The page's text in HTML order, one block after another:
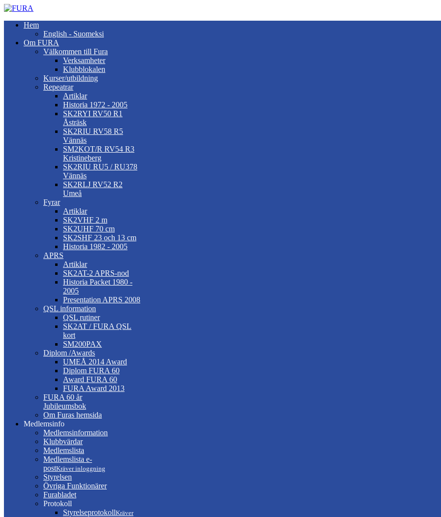
Hem
English - Suomeksi
Om FURA
Välkommen till Fura
Verksamheter
Klubblokalen
Kurser/utbildning
Repeatrar
Artiklar
Historia 1972 - 2005
SK2RYI RV50 R1
Åsträsk
SK2RIU RV58 R5
Vännäs
SM2KOT/R RV54 R3
Kristineberg
SK2RIU RU5 / RU378
Vännäs
SK2RLJ RV52 R2
Umeå
Fyrar
Artiklar
SK2VHF 2 m
SK2UHF 70 cm
SK2SHF 23 och 13 cm
Historia 1982 - 2005
APRS
Artiklar
SK2AT-2 APRS-nod
Historia Packet 1980 -
2005
Presentation APRS 2008
QSL information
QSL rutiner
SK2AT / FURA QSL
kort
SM200PAX
Diplom /Awards
UMEÅ 2014 Award
Diplom FURA 60
Award FURA 60
FURA Award 2013
FURA 60 år
Jubileumsbok
Om Furas hemsida
Medlemsinfo
Medlemsinformation
Klubbvärdar
Medlemslista
Medlemslista e-
postKräver inloggning
Styrelsen
Övriga Funktionärer
Furabladet
Protokoll
StyrelseprotokollKräver